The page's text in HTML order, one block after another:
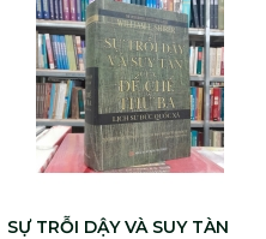
SỰ TRỖI DẬY VÀ SUY TÀN